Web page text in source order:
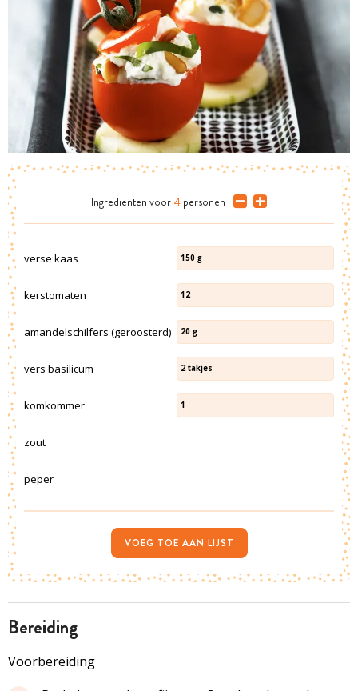
bereiding
Voorbereiding
Ingrediënten voor 4 personen
verse kaas 150 g
kerstomaten 12
amandelschilfers (geroosterd) 20 g
vers basilicum 2 takjes
komkommer 1
zout
peper
VOEG TOE AAN LIJST